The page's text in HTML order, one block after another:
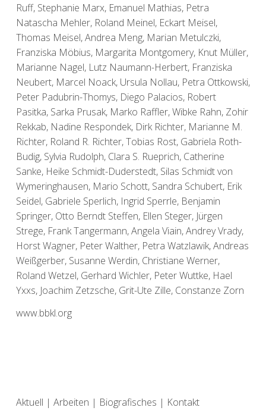
Ruff, Stephanie Marx, Emanuel Mathias, Petra
Natascha Mehler, Roland Meinel, Eckart Meisel,
Thomas Meisel, Andrea Meng, Marian Metulczki,
Franziska Möbius, Margarita Montgomery, Knut Müller,
Marianne Nagel, Lutz Naumann-Herbert, Franziska
Neubert, Marcel Noack, Ursula Nollau, Petra Ottkowski,
Peter Padubrin-Thomys, Diego Palacios, Robert
Pasitka, Sarka Prusak, Marko Raffler, Wibke Rahn, Zohir
Rekkab, Nadine Respondek, Dirk Richter, Marianne M.
Richter, Roland R. Richter, Tobias Rost, Gabriela Roth-
Budig, Sylvia Rudolph, Clara S. Rueprich, Catherine
Sanke, Heike Schmidt-Duderstedt, Silas Schmidt von
Wymeringhausen, Mario Schott, Sandra Schubert, Erik
Seidel, Gabriele Sperlich, Ingrid Sperrle, Benjamin
Springer, Otto Berndt Steffen, Ellen Steger, Jürgen
Strege, Frank Tangermann, Angela Viain, Andrey Vrady,
Horst Wagner, Peter Walther, Petra Watzlawik, Andreas
Weißgerber, Susanne Werdin, Christiane Werner,
Roland Wetzel, Gerhard Wichler, Peter Wuttke, Hael
Yxxs, Joachim Zetzsche, Grit-Ute Zille, Constanze Zorn
www.bbkl.org
Aktuell | Arbeiten | Biografisches | Kontakt